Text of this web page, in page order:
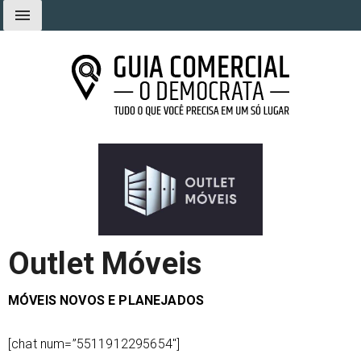
para
menu
Outlet Móveis
MÓVEIS NOVOS E PLANEJADOS
[chat num=”5511912295654″]